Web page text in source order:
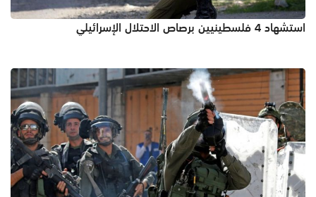
استشهاد 4 فلسطينيين برصاص الاحتلال الإسرائيلي